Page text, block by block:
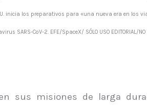
inicia los preparativos para «una nueva era en los
SARS-CoV-2. EFE/SpaceX/ SÓLO USO EDITORIAL/NO
sus misiones de larga